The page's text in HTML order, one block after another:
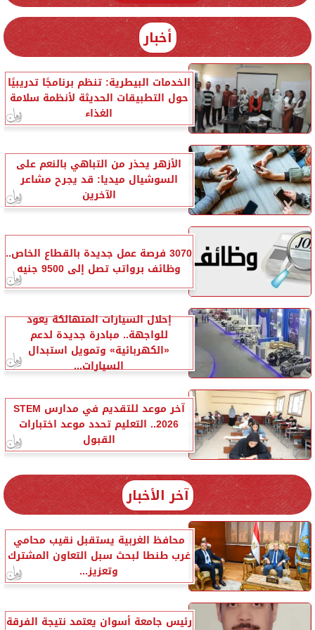
أخبار
الخدمات البيطرية: تنظم برنامجًا تدريبيًا
حول التطبيقات الحديثة لأنظمة سلامة
الغذاء
الأزهر يحذر من التباهي بالنعم على
السوشيال ميديا: قد يجرح مشاعر
الآخرين
3070 فرصة عمل جديدة بالقطاع الخاص..
وظائف برواتب تصل إلى 9500 جنيه
إحلال السيارات المتهالكة يعود
للواجهة.. مبادرة جديدة لدعم
«الكهربائية» وتمويل استبدال
السيارات...
آخر موعد للتقديم في مدارس STEM
2026.. التعليم تحدد موعد اختبارات
القبول
آخر الأخبار
محافظ الغربية يستقبل نقيب محامي
غرب طنطا لبحث سبل التعاون المشترك
وتعزيز...
رئيس جامعة أسوان يعتمد نتيجة الفرقة